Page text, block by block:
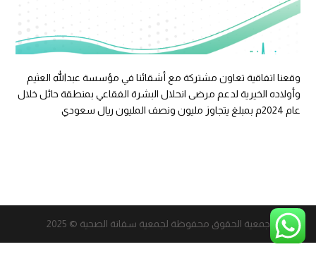
وقعنا اتفاقية تعاون مشتركة مع أشقائنا في مؤسسة عبدالله العثيم
وأولاده الخيرية لدعم مرضى انحلال البشرة الفقاعي بمنطقة حائل خلال
عام 2024م بمبلغ يتجاوز مليون ونصف المليون ريال سعودي
جمعية الحقوق محفوظة لجمعية سفانة الصحية © 2025